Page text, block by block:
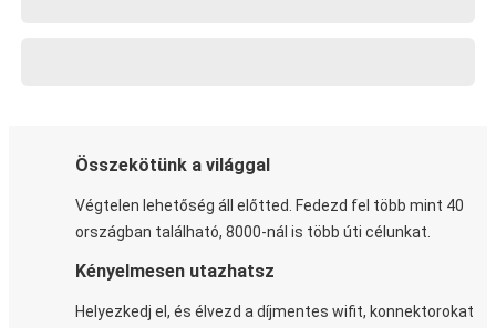
Összekötünk a világgal
Végtelen lehetőség áll előtted. Fedezd fel több mint 40
országban található, 8000-nál is több úti célunkat.
Kényelmesen utazhatsz
Helyezkedj el, és élvezd a díjmentes wifit, konnektorokat